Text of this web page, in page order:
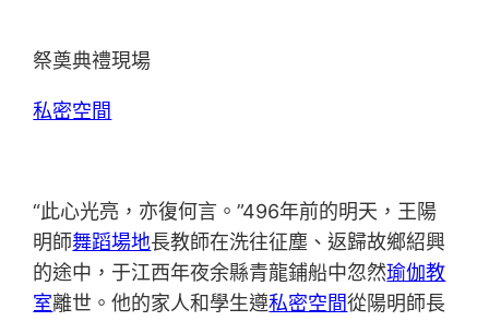
祭奠典禮現場
私密空間
“此心光亮，亦復何言。”496年前的明天，王陽
明師舞蹈場地長教師在洗往征塵、返歸故鄉紹興
的途中，于江西年夜余縣青龍鋪船中忽然瑜伽教
室離世。他的家人和學生遵私密空間從陽明師長